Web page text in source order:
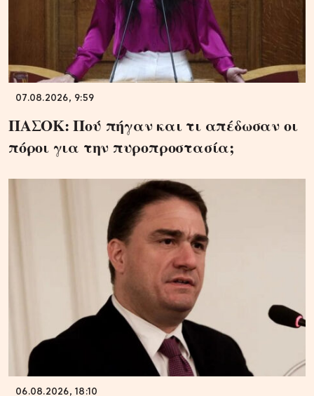
07.08.2026, 9:59
ΠΑΣΟΚ: Πού πήγαν και τι απέδωσαν οι
πόροι για την πυροπροστασία;
06.08.2026, 18:10